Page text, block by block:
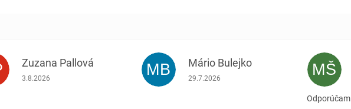
Zuzana Pallová
Hodnotenie obchodu je 5 z 5 hviezdičiek.
3.8.2026 MB Mário Bulejko
Hodnotenie obchodu je 5 z 5 hviezdičiek.
29.7.2026 MŠ
Odporúčam